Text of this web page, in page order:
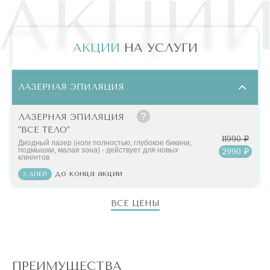
АКЦИИ НА УСЛУГИ
ЛАЗЕРНАЯ ЭПИЛЯЦИЯ
ЛАЗЕРНАЯ ЭПИЛЯЦИЯ
"ВСЕ ТЕЛО"
Диодный лазер (ноги полностью, глубокое бикини,
подмышки, малая зона) - действует для новых
клиентов
5 ДНЕЙ до конца акции
11990 ₽
2990 ₽
ВСЕ ЦЕНЫ
ПРЕИМУЩЕСТВА